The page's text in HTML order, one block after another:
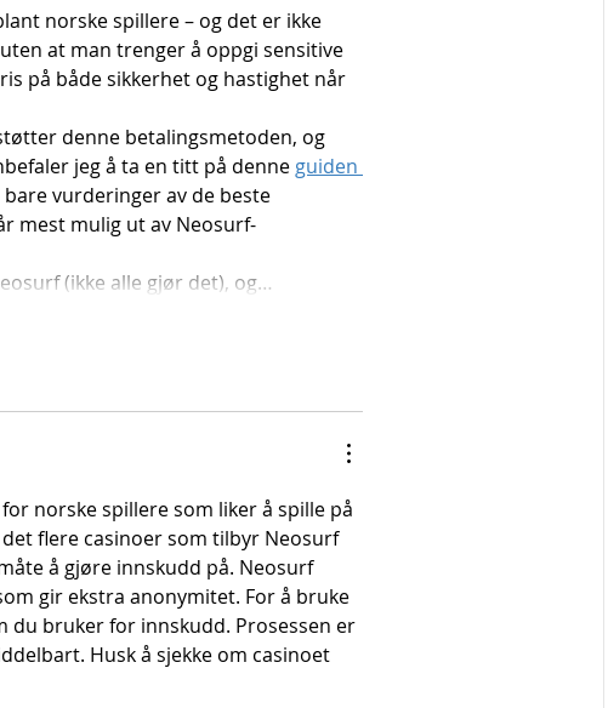
norske spillere – og det er ikke
at man trenger å oppgi sensitive
på både sikkerhet og hastighet når
denne betalingsmetoden, og
jeg å ta en titt på denne guiden
vurderinger av de beste
mest mulig ut av Neosurf-
(ikke alle gjør det), og…
norske spillere som liker å spille på
det flere casinoer som tilbyr Neosurf
å gjøre innskudd på. Neosurf
gir ekstra anonymitet. For å bruke
du bruker for innskudd. Prosessen er
Husk å sjekke om casinoet